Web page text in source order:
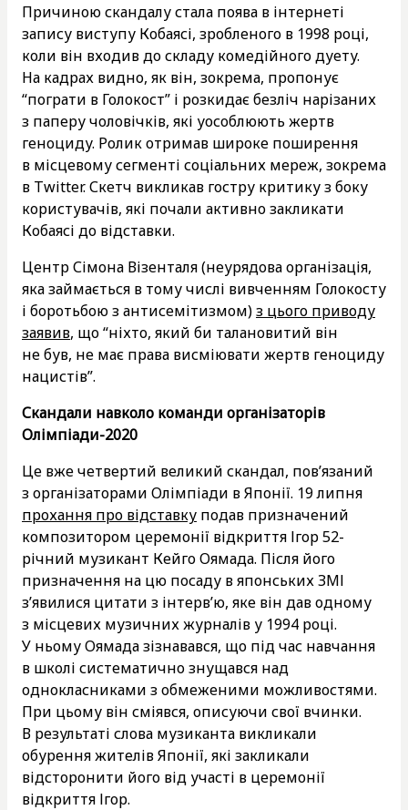
Причиною скандалу стала поява в інтернеті
запису виступу Кобаясі, зробленого в 1998 році,
коли він входив до складу комедійного дуету.
На кадрах видно, як він, зокрема, пропонує
“пограти в Голокост” і розкидає безліч нарізаних
з паперу чоловічків, які уособлюють жертв
геноциду. Ролик отримав широке поширення
в місцевому сегменті соціальних мереж, зокрема
в Twitter. Скетч викликав гостру критику з боку
користувачів, які почали активно закликати
Кобаясі до відставки.
Центр Сімона Візенталя (неурядова організація,
яка займається в тому числі вивченням Голокосту
і боротьбою з антисемітизмом)з цього приводу
заявив, що “ніхто, який би талановитий він
не був, не має права висміювати жертв геноциду
нацистів”.
Скандали навколо команди організаторів
Олімпіади-2020
Це вже четвертий великий скандал, пов’язаний
з організаторами Олімпіади в Японії. 19 липня
прохання про відставку подав призначений
композитором церемонії відкриття Ігор 52-
річний музикант Кейго Оямада. Після його
призначення на цю посаду в японських ЗМІ
з’явилися цитати з інтерв’ю, яке він дав одному
з місцевих музичних журналів у 1994 році.
У ньому Оямада зізнавався, що під час навчання
в школі систематично знущався над
однокласниками з обмеженими можливостями.
При цьому він сміявся, описуючи свої вчинки.
В результаті слова музиканта викликали
обурення жителів Японії, які закликали
відсторонити його від участі в церемонії
відкриття Ігор.